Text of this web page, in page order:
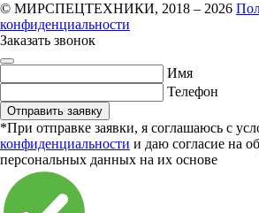
© МИРСПЕЦТЕХНИКИ, 2018 – 2026
конфиденциальности
Заказать звонок
Имя
Телефон
Отправить заявку
*При отправке заявки, я соглашаюсь с
конфиденциальности и даю согласие на
персональных данных на их основе